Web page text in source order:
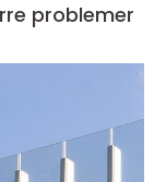
færre problemer